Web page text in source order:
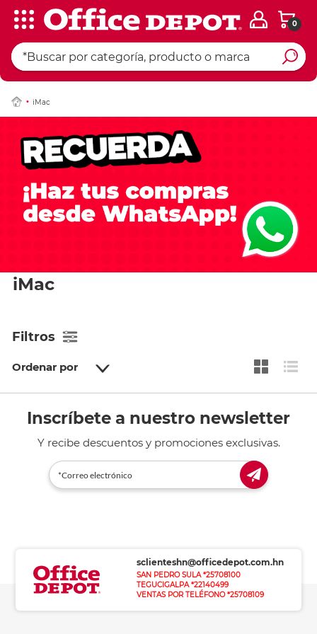
0
iMac
iMac
Filtros
Ordenar por
Inscríbete a nuestro newsletter
Y recibe descuentos y promociones exclusivas.
sclienteshn@officedepot.com.hn
SAN PEDRO SULA *25708100
TEGUCIGALPA *22140499
VENTAS POR TELÉFONO *25708109